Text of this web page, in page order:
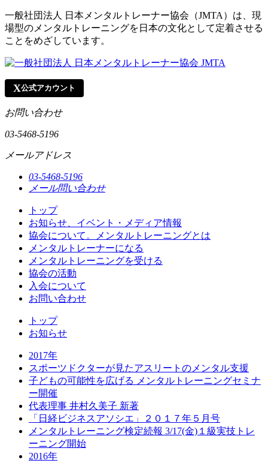
一般社団法人 日本メンタルトレーナー協会（JMTA）は、現
場型のメンタルトレーニングを日本の文化として定着させる
ことをめざしています。
X公式アカウント
お問い合わせ
03-5468-5196
メールアドレス
03-5468-5196
メール問い合わせ
トップ
お知らせ、イベント・メディア情報
協会について。メンタルトレーニングとは
メンタルトレーナーになる
メンタルトレーニングを受ける
協会の活動
入会について
お問い合わせ
トップ
お知らせ
2017年
スポーツドクターが見たアスリートのメンタル支援
子どもの可能性を広げる メンタルトレーニングセミナ
ー開催
代表理事 井村久美子 新著
「日経ビジネスアソシエ」２０１７年５月号
メンタルトレーニング検定続報 3/17(金)１級実技トレ
ーニング開始
2016年